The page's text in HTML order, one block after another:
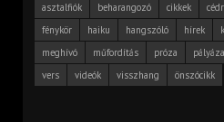
asztalfiók beharangozó cikkek
fénykör
haiku hangszóló hírek
meghívó
műfordítás próza
vers
videók visszhang önszócikk